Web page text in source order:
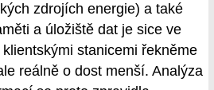
zdrojích energie) a také
a úložiště dat je sice ve
stanicemi řekněme
reálně o dost menší. Analýza